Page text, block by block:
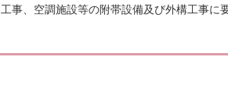
事、空調施設等の附帯設備及び外構工事に